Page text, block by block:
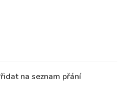
na seznam přání